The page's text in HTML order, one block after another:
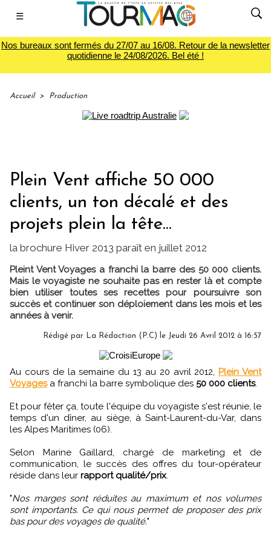
☰
Nos bureaux sont fermés du 27/07 au 16/08. Retour de la newsletter
quotidienne le 24/08/2026. Bel été !
Accueil > Production
Plein Vent affiche 50 000
clients, un ton décalé et des
projets plein la tête...
la brochure Hiver 2013 paraît en juillet 2012
Pleint Vent Voyages a franchi la barre des 50 000 clients.
Mais le voyagiste ne souhaite pas en rester là et compte
bien utiliser toutes ses recettes pour poursuivre son
succès et continuer son déploiement dans les mois et les
années à venir.
Rédigé par La Rédaction (P.C) le Jeudi 26 Avril 2012 à 16:57
Au cours de la semaine du 13 au 20 avril 2012, Plein Vent
Voyagesa franchi la barre symbolique des 50 000 clients.
Et pour fêter ça, toute l'équipe du voyagiste s'est réunie, le
temps d'un dîner, au siège, à Saint-Laurent-du-Var, dans
les Alpes Maritimes (06).
Selon Marine Gaillard, chargé de marketing et de
communication, le succès des offres du tour-opérateur
réside dans leur rapport qualité/prix.
"Nos marges sont réduites au maximum et nos volumes
sont importants. Ce qui nous permet de proposer des prix
bas pour des voyages de qualité."